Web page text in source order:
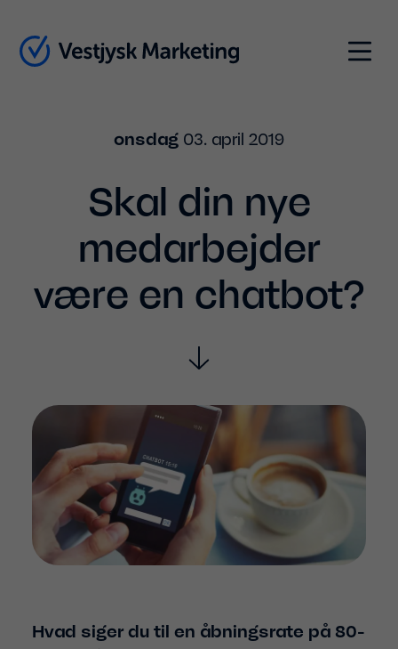
onsdag 03. april 2019
Skal din nye
medarbejder
være en chatbot?
Hvad siger du til en åbningsrate på 80-